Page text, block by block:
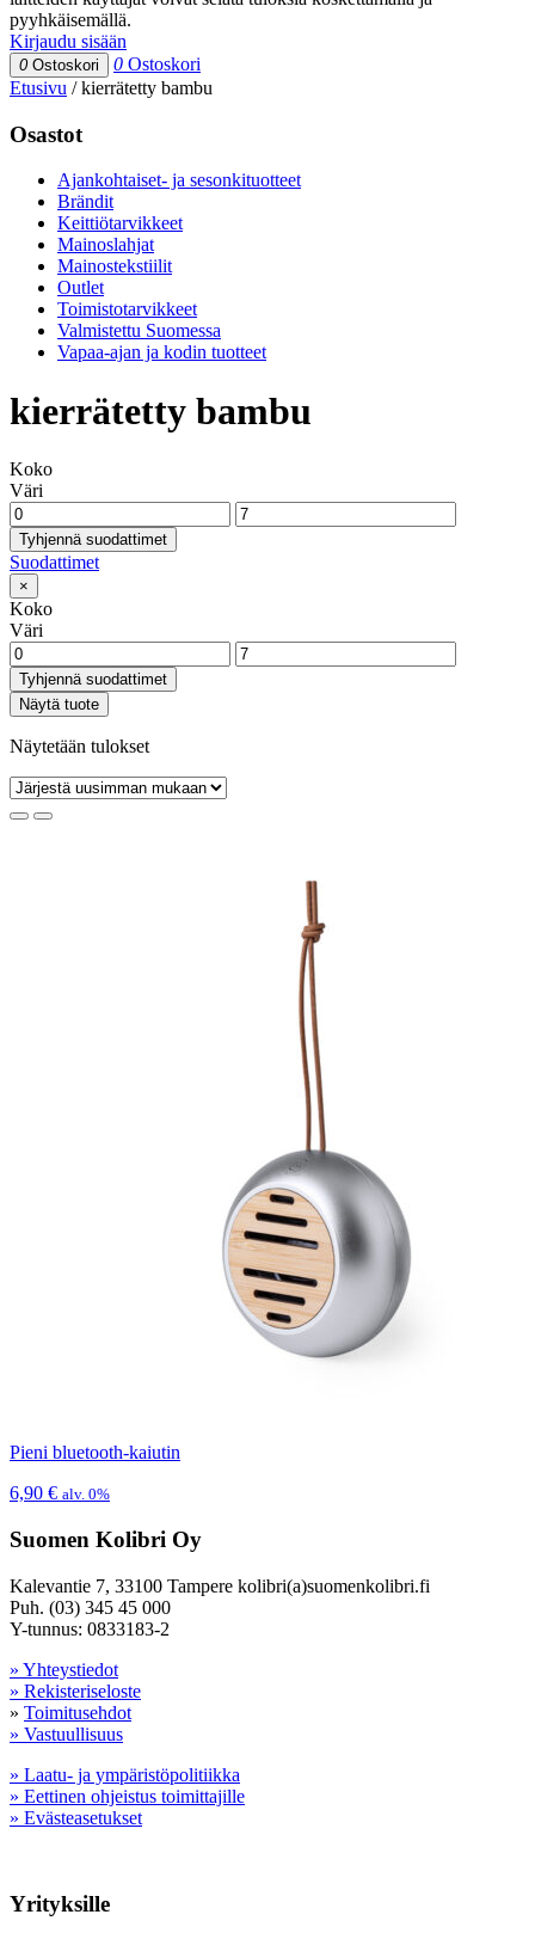
pyyhkäisemällä.
Kirjaudu sisään
0 Ostoskori 0 Ostoskori
Etusivu /kierrätetty bambu
Osastot
Ajankohtaiset- ja sesonkituotteet
Brändit
Keittiötarvikkeet
Mainoslahjat
Mainostekstiilit
Outlet
Toimistotarvikkeet
Valmistettu Suomessa
Vapaa-ajan ja kodin tuotteet
kierrätetty bambu
Koko
Väri
Tyhjennä suodattimet
Suodattimet
×
Koko
Väri
Tyhjennä suodattimet
Näytä tuote
Näytetään tulokset
Pieni bluetooth-kaiutin
6,90 € alv. 0%
Suomen Kolibri Oy
Kalevantie 7, 33100 Tampere kolibri(a)suomenkolibri.fi
Puh. (03) 345 45 000
Y-tunnus: 0833183-2
» Yhteystiedot
» Rekisteriseloste
» Toimitusehdot
» Vastuullisuus
» Laatu- ja ympäristöpolitiikka
» Eettinen ohjeistus toimittajille
» Evästeasetukset
Yrityksille